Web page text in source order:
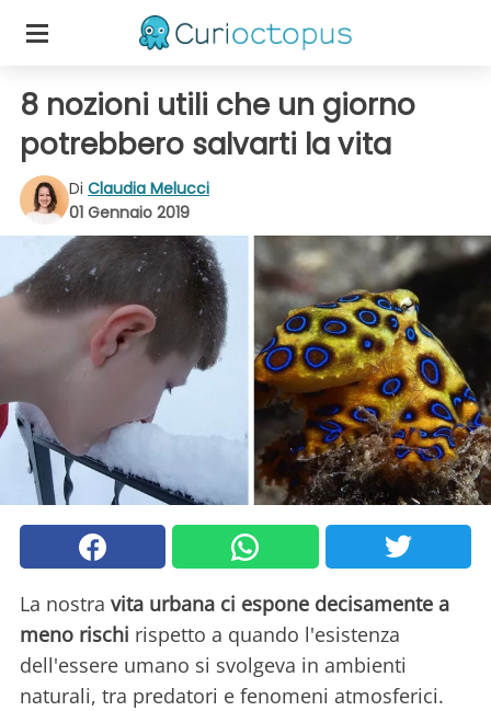
8 nozioni utili che un giorno
potrebbero salvarti la vita
Di Claudia Melucci
01 Gennaio 2019
La nostra vita urbana ci espone decisamente a
meno rischi rispetto a quando l'esistenza
dell'essere umano si svolgeva in ambienti
naturali, tra predatori e fenomeni atmosferici.